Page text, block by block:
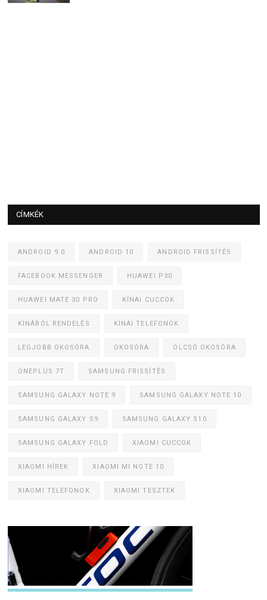
CÍMKÉK
ANDROID 9.0 ANDROID 10 ANDROID FRISSÍTÉS
FACEBOOK MESSENGER HUAWEI P30
HUAWEI MATE 30 PRO KÍNAI CUCCOK
KÍNÁBÓL RENDELÉS KÍNAI TELEFONOK
LEGJOBB OKOSÓRA OKOSÓRA OLCSÓ OKOSÓRA
ONEPLUS 7T SAMSUNG FRISSÍTÉS
SAMSUNG GALAXY NOTE 9 SAMSUNG GALAXY NOTE 10
SAMSUNG GALAXY S9 SAMSUNG GALAXY S10
SAMSUNG GALAXY FOLD XIAOMI CUCCOK
XIAOMI HÍREK XIAOMI MI NOTE 10
XIAOMI TELEFONOK XIAOMI TESZTEK